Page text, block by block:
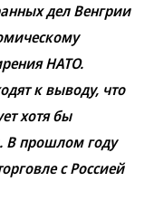
дел Венгрии
НАТО.
к выводу, что
хотя бы
В прошлом году
с Россией